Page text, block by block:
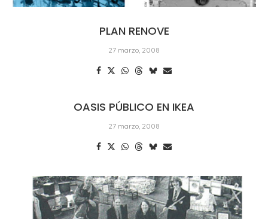
PLAN RENOVE
27 marzo, 2008
OASIS PÚBLICO EN IKEA
27 marzo, 2008